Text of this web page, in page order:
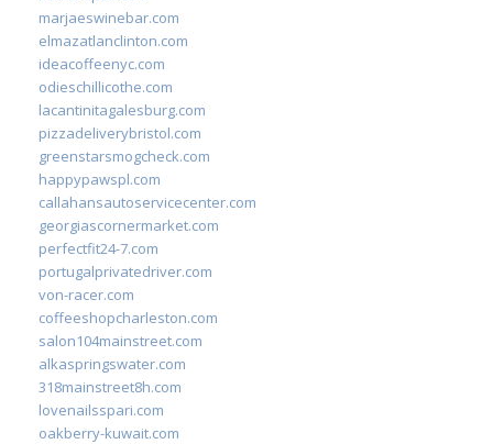
marjaeswinebar.com
elmazatlanclinton.com
ideacoffeenyc.com
odieschillicothe.com
lacantinitagalesburg.com
pizzadeliverybristol.com
greenstarsmogcheck.com
happypawspl.com
callahansautoservicecenter.com
georgiascornermarket.com
perfectfit24-7.com
portugalprivatedriver.com
von-racer.com
coffeeshopcharleston.com
salon104mainstreet.com
alkaspringswater.com
318mainstreet8h.com
lovenailsspari.com
oakberry-kuwait.com